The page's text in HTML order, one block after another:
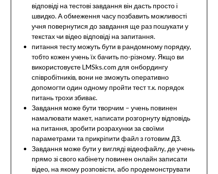
відповіді на тестові завдання він дасть просто і
швидко. А обмеження часу позбавить можливості
учня повернутися до завдання ще раз пошукати у
текстах чи відео відповіді на запитання.
питання тесту можуть бути в рандомному порядку,
тобто кожен учень їх бачить по-різному. Якщо ви
використовуєте LMSks.com для онбордингу
співробітників, вони не зможуть оперативно
допомогти один одному пройти тест т.к. порядок
питань трохи збиває.
Завдання може бути творчим – учень повинен
намалювати макет, написати розгорнуту відповідь
на питання, зробити розрахунки за своїми
параметрами та прикріпити файл з готовим ДЗ.
Завдання може бути у вигляді відеофайлу, де учень
прямо зі свого кабінету повинен онлайн записати
відео, на якому розповісти, або продемонструвати